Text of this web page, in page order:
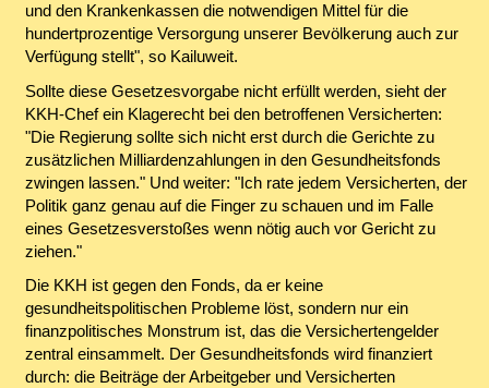
und den Krankenkassen die notwendigen Mittel für die
hundertprozentige Versorgung unserer Bevölkerung auch zur
Verfügung stellt", so Kailuweit.
Sollte diese Gesetzesvorgabe nicht erfüllt werden, sieht der
KKH-Chef ein Klagerecht bei den betroffenen Versicherten:
"Die Regierung sollte sich nicht erst durch die Gerichte zu
zusätzlichen Milliardenzahlungen in den Gesundheitsfonds
zwingen lassen." Und weiter: "Ich rate jedem Versicherten, der
Politik ganz genau auf die Finger zu schauen und im Falle
eines Gesetzesverstoßes wenn nötig auch vor Gericht zu
ziehen."
Die KKH ist gegen den Fonds, da er keine
gesundheitspolitischen Probleme löst, sondern nur ein
finanzpolitisches Monstrum ist, das die Versichertengelder
zentral einsammelt. Der Gesundheitsfonds wird finanziert
durch: die Beiträge der Arbeitgeber und Versicherten